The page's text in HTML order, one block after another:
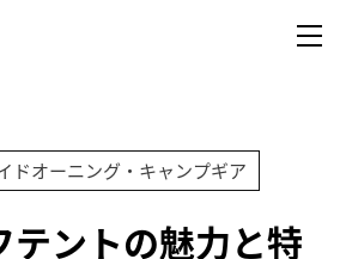
ドオーニング・キャンプギア
テントの魅力と特